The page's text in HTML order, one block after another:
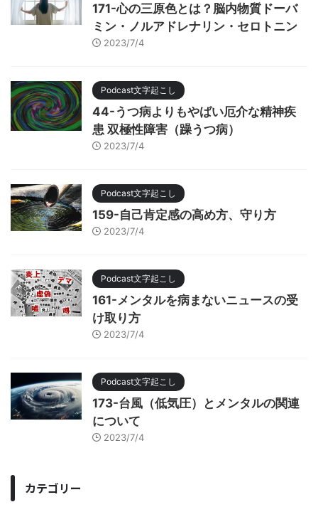
171-心の三原色とは？脳内物質ドーバ
ミン・ノルアドレナリン・セロトニン
2023/7/4
Podcast文字起こし
44-うつ病よりもやばい厄介な精神疾
患 双極性障害（躁うつ病）
2023/7/4
Podcast文字起こし
159-自己肯定感の高め方、守り方
2023/7/4
Podcast文字起こし
161-メンタルを病まないニュースの受
け取り方
2023/7/4
Podcast文字起こし
173-台風（低気圧）とメンタルの関連
について
2023/7/4
カテゴリー